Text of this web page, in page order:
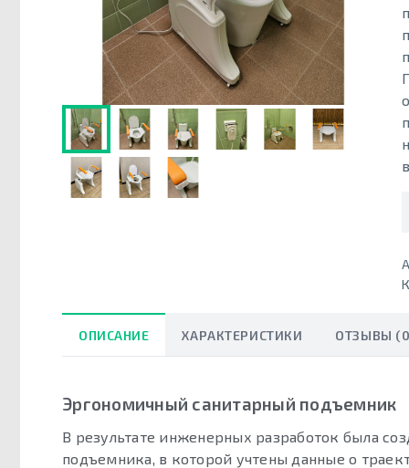
ОПИСАНИЕ ХАРАКТЕРИСТИКИ ОТЗЫВЫ
Эргономичный санитарный подъемник
В результате инженерных разработок была
подъемника, в которой учтены данные о